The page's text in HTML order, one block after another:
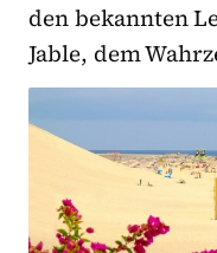
den bekannten
Jable, dem